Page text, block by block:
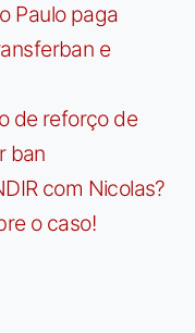
Paulo paga
e
de reforço de
ban
com Nicolas?
o caso!